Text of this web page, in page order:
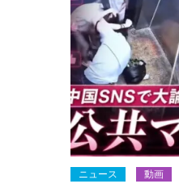
ニュース 動画